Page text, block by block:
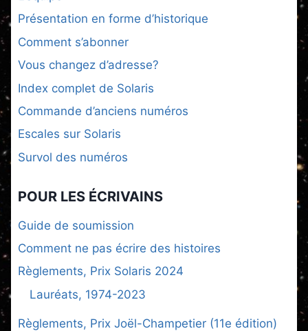
Présentation en forme d’historique
Comment s’abonner
Vous changez d’adresse?
Index complet de Solaris
Commande d’anciens numéros
Escales sur Solaris
Survol des numéros
POUR LES ÉCRIVAINS
Guide de soumission
Comment ne pas écrire des histoires
Règlements, Prix Solaris 2024
Lauréats, 1974-2023
Règlements, Prix Joël-Champetier (11e édition)